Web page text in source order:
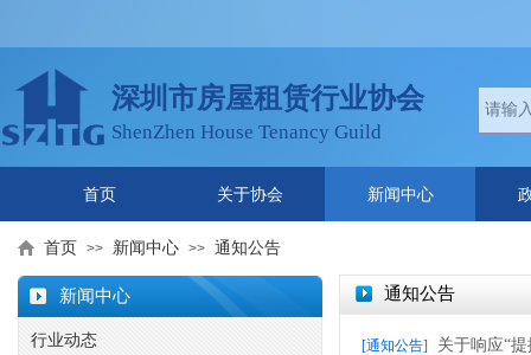
ShenZhen House Tenancy Guild
首页 关于协会 新闻中心
深圳市房屋租赁行业协会
首页 >> 新闻中心 >> 通知公告
新闻中心
行业动态
通知公告
[通知公告] 关于响应“